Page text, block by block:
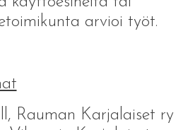
arvioi työt.
Rauman Karjalaiset ry